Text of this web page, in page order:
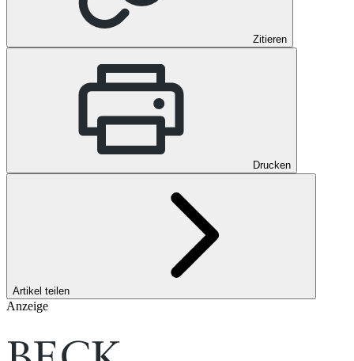
Zitieren
Drucken
Artikel teilen
Anzeige